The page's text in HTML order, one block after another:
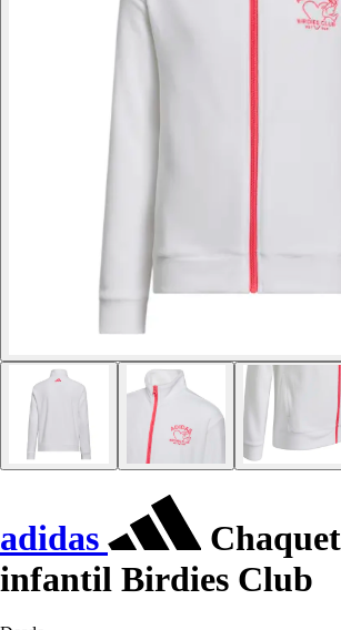
adidas
infantil Birdies Club